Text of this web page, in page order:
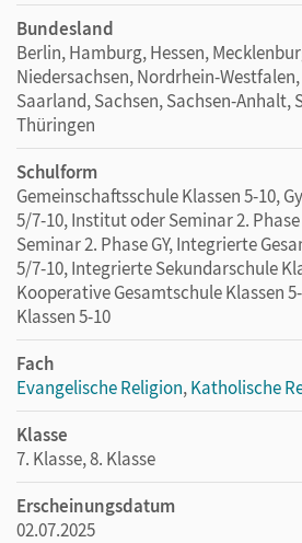
Bundesland
Berlin, Hamburg, Hessen,
Niedersachsen, Nordrhein-
Saarland, Sachsen, Sachsen-Anhalt,
Thüringen
Schulform
Gemeinschaftsschule Klassen 5-10,
5/7-10, Institut oder Seminar 2.
Seminar 2. Phase GY, Integrierte
5/7-10, Integrierte Sekundarschule
Kooperative Gesamtschule Klassen
Klassen 5-10
Fach
Evangelische Religion,Katholische
Klasse
7. Klasse, 8. Klasse
Erscheinungsdatum
02.07.2025